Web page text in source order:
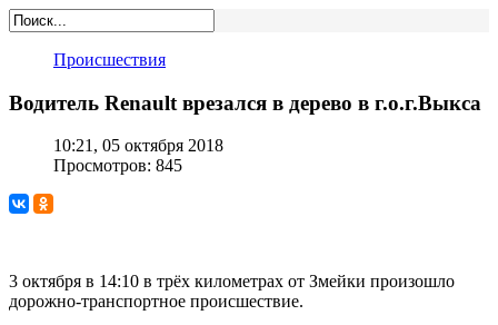
Происшествия
Водитель Renault врезался в дерево в г.о.г.Выкса
10:21, 05 октября 2018
Просмотров: 845
3 октября в 14:10 в трёх километрах от Змейки произошло
дорожно-транспортное происшествие.